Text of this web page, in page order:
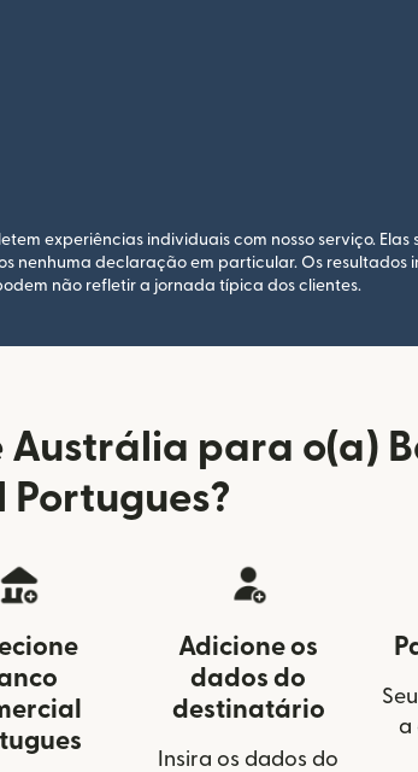
experiências individuais com nosso serviço.
nenhuma declaração em particular. Os
não refletir a jornada típica dos clientes.
para o(a)
Adicione os
dados do
destinatário
Insira os dados do
a